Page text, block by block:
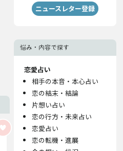
ニュースレター登録
悩み・内容で探す
恋愛占い
相手の本音・本心占い
恋の結末・結論
片想い占い
恋の行方・未来占い
恋愛占い
恋の転機・進展